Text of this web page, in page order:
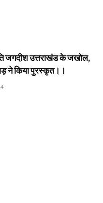
जगदीश उत्तराखंड के जखोल,
ने किया पुरस्कृत।।